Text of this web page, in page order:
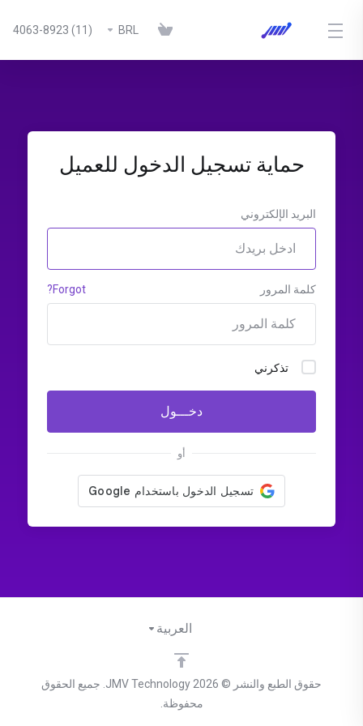
BRL
(11) 4063-8923
حماية تسجيل الدخول للعميل
البريد الإلكتروني
كلمة المرور Forgot?
تذكرني
دخـــول
أو
حقوق الطبع والنشر © 2026 JMV Technology. جميع الحقوق
محفوظة.
العربية